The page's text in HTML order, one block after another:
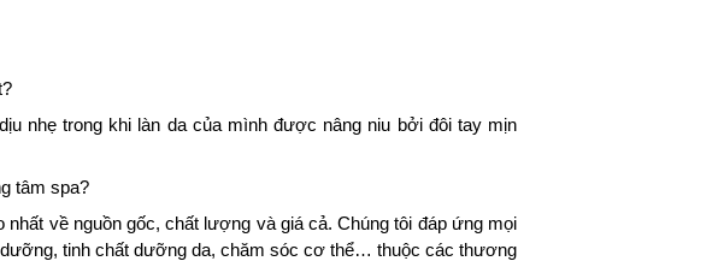
nhẹ trong khi làn da của mình được nâng niu bởi đôi tay mịn
tâm spa?
về nguồn gốc, chất lượng và giá cả. Chúng tôi đáp ứng mọi
tinh chất dưỡng da, chăm sóc cơ thể… thuộc các thương